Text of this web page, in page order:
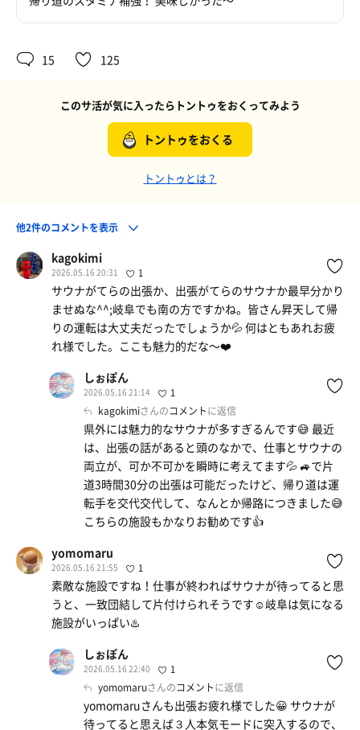
15 125
このサ活が気に入ったらトントゥをおくってみよう
トントゥをおくる
トントゥとは？
他2件のコメントを表示
kagokimi
2026.05.16 20:31 1
サウナがてらの出張か、出張がてらのサウナか最早分かり
ませぬな^^;岐阜でも南の方ですかね。皆さん昇天して帰
りの運転は大丈夫だったでしょうか💦 何はともあれお疲
れ様でした。ここも魅力的だな〜❤️
しぉぽん
2026.05.16 21:14 1
kagokimiさんのコメントに返信
県外には魅力的なサウナが多すぎるんです😅 最近
は、出張の話があると頭のなかで、仕事とサウナの
両立が、可か不可かを瞬時に考えてます💦 🚙で片
道3時間30分の出張は可能だったけど、帰り道は運
転手を交代交代して、なんとか帰路につきました😅
こちらの施設もかなりお勧めです👍
yomomaru
2026.05.16 21:55 1
素敵な施設ですね！仕事が終わればサウナが待ってると思
うと、一致団結して片付けられそうです☺️岐阜は気になる
施設がいっぱい♨️
しぉぽん
2026.05.16 22:40 1
yomomaruさんのコメントに返信
yomomaruさんも出張お疲れ様でした😀 サウナが
待ってると思えば３人本気モードに突入するので、